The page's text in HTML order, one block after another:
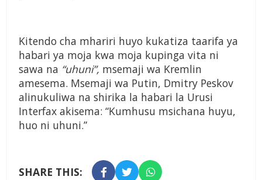
Kitendo cha mhariri huyo kukatiza taarifa ya
habari ya moja kwa moja kupinga vita ni
sawa na “uhuni”, msemaji wa Kremlin
amesema. Msemaji wa Putin, Dmitry Peskov
alinukuliwa na shirika la habari la Urusi
Interfax akisema: “Kumhusu msichana huyu,
huo ni uhuni.”
SHARE THIS: